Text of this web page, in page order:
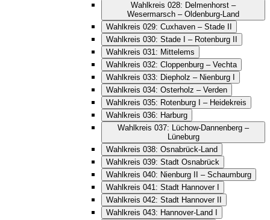
Wahlkreis 028: Delmenhorst –
Wesermarsch – Oldenburg-Land
Wahlkreis 029: Cuxhaven – Stade II
Wahlkreis 030: Stade I – Rotenburg II
Wahlkreis 031: Mittelems
Wahlkreis 032: Cloppenburg – Vechta
Wahlkreis 033: Diepholz – Nienburg I
Wahlkreis 034: Osterholz – Verden
Wahlkreis 035: Rotenburg I – Heidekreis
Wahlkreis 036: Harburg
Wahlkreis 037: Lüchow-Dannenberg –
Lüneburg
Wahlkreis 038: Osnabrück-Land
Wahlkreis 039: Stadt Osnabrück
Wahlkreis 040: Nienburg II – Schaumburg
Wahlkreis 041: Stadt Hannover I
Wahlkreis 042: Stadt Hannover II
Wahlkreis 043: Hannover-Land I